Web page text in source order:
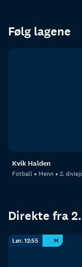
Følg lagene
Kvik Halden
Fotball Menn 2.
Direkte fra
Lør. 12:55 M